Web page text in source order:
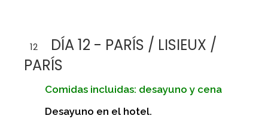
12
DÍA 12 - PARÍS / LISIEUX /
PARÍS
Comidas incluidas: desayuno y cena
Desayuno en el hotel.